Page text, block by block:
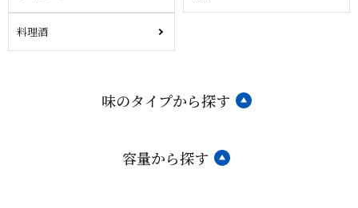
料理酒
味のタイプから探す
容量から探す